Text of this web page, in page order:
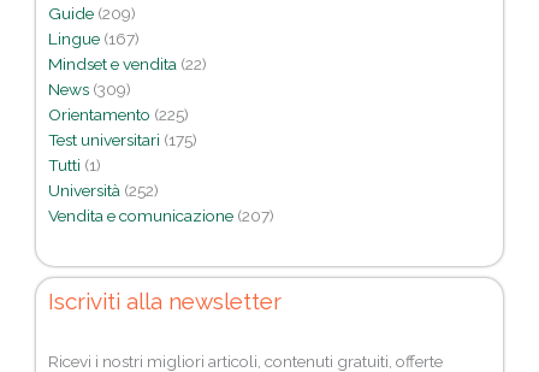
Guide (209)
Lingue (167)
Mindset e vendita (22)
News (309)
Orientamento (225)
Test universitari (175)
Tutti (1)
Università (252)
Vendita e comunicazione (207)
Iscriviti alla newsletter
Ricevi i nostri migliori articoli, contenuti gratuiti, offerte